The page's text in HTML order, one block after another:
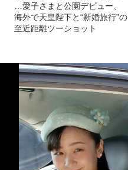
…愛子さまと公園デビュー、
海外で天皇陛下と“新婚旅行”の
至近距離ツーショット